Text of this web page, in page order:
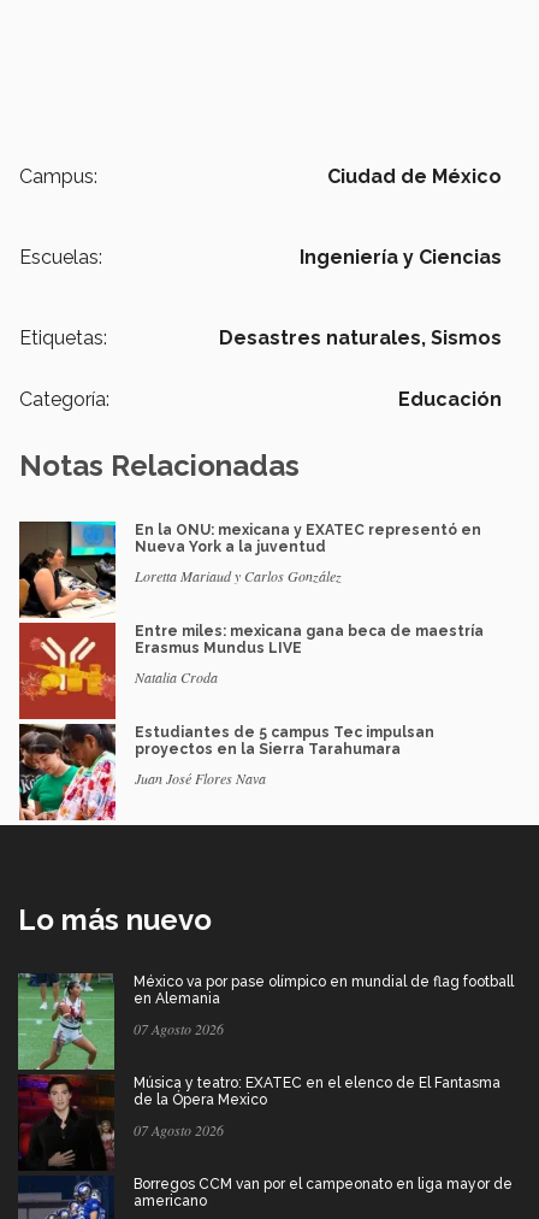
Campus: Ciudad de México
Escuelas: Ingeniería y Ciencias
Etiquetas: Desastres naturales, Sismos
Categoría: Educación
Notas Relacionadas
En la ONU: mexicana y EXATEC representó en
Nueva York a la juventud
Loretta Mariaud y Carlos González
Entre miles: mexicana gana beca de maestría
Erasmus Mundus LIVE
Natalia Croda
Estudiantes de 5 campus Tec impulsan
proyectos en la Sierra Tarahumara
Juan José Flores Nava
Lo más nuevo
México va por pase olímpico en mundial de flag football
en Alemania
07 Agosto 2026
Música y teatro: EXATEC en el elenco de El Fantasma
de la Ópera Mexico
07 Agosto 2026
Borregos CCM van por el campeonato en liga mayor de
americano